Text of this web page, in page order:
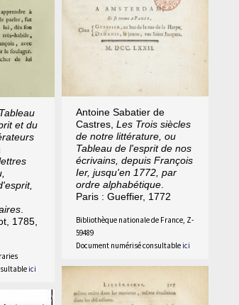
Tableau
et du
1785,
ici
Antoine Sabatier de
Castres, Les Trois siècles
de notre littérature, ou
Tableau de l'esprit de nos
écrivains, depuis François
Ier, jusqu'en 1772, par
ordre alphabétique.
Paris : Gueffier, 1772
Bibliothèque nationale de France, Z-
59489
Document numérisé consultable ici